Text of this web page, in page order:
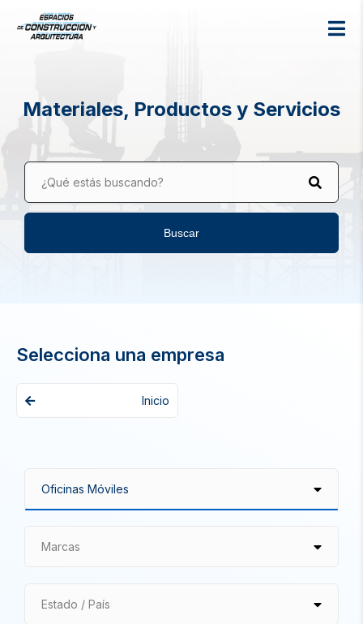
Materiales, Productos y Servicios
¿Qué estás buscando?
Buscar
Selecciona una empresa
Inicio
Marcas
Estado / País